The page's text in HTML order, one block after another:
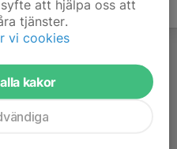
att hjälpa oss att
tjänster.
vi cookies
kakor